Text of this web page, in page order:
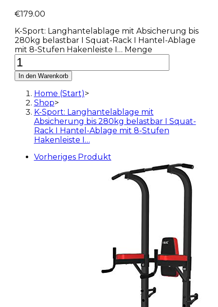
€179.00
K-Sport: Langhantelablage mit Absicherung bis
280kg belastbar I Squat-Rack I Hantel-Ablage
mit 8-Stufen Hakenleiste I… Menge
In den Warenkorb
Home (Start)>
Shop>
K-Sport: Langhantelablage mit
Absicherung bis 280kg belastbar I Squat-
Rack I Hantel-Ablage mit 8-Stufen
Hakenleiste I…
Vorheriges Produkt